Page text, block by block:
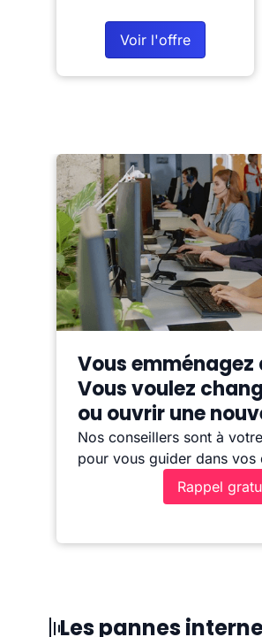
Voir l'offre
Vous emménagez
Vous voulez
ou ouvrir une
Nos conseillers sont à
pour vous guider dans vos
Rappel
Les pannes